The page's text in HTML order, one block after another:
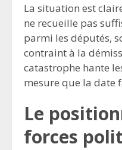
La situation est
ne recueille pas
parmi les députés,
contraint à la
catastrophe hante
mesure que la date
Le
forces